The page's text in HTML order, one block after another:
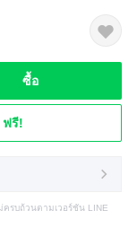
ซื้อ
ฟรี!
รบถ้วนตามเวอร์ชัน LINE